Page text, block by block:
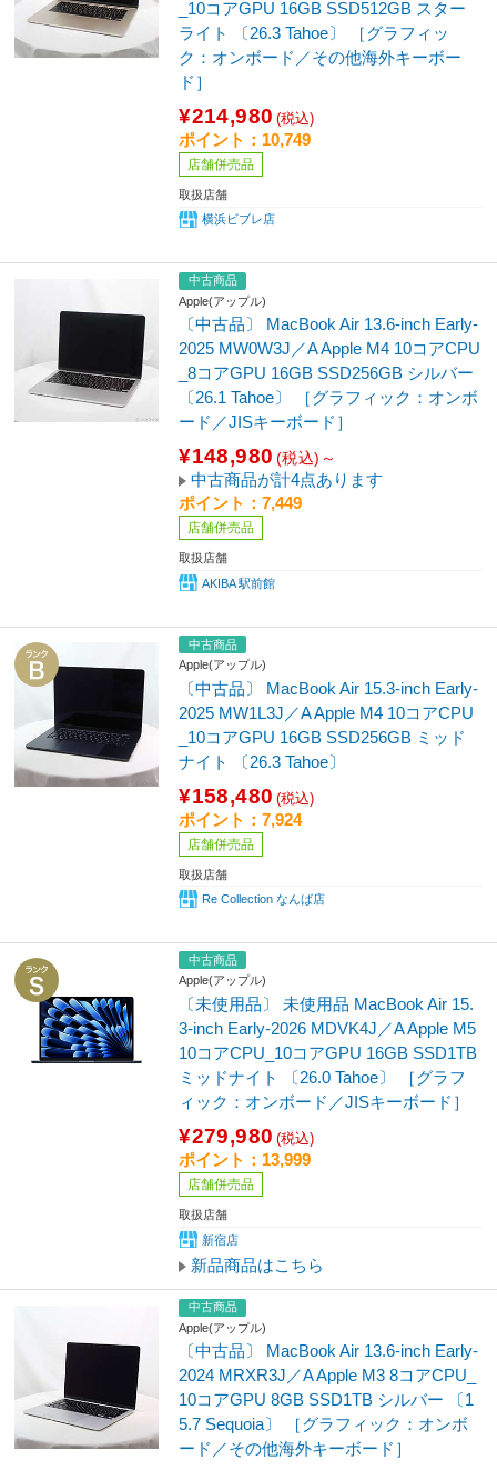
_10コアGPU 16GB SSD512GB スター
ライト 〔26.3 Tahoe〕 ［グラフィッ
ク：オンボード／その他海外キーボー
ド］
¥214,980 (税込)
ポイント：10,749
店舗併売品
取扱店舗
横浜ビブレ店
中古商品
Apple(アップル)
〔中古品〕 MacBook Air 13.6-inch Early-
2025 MW0W3J／A Apple M4 10コアCPU
_8コアGPU 16GB SSD256GB シルバー
〔26.1 Tahoe〕 ［グラフィック：オンボ
ード／JISキーボード］
¥148,980 (税込)～
中古商品が計4点あります
ポイント：7,449
店舗併売品
取扱店舗
AKIBA 駅前館
中古商品
Apple(アップル)
〔中古品〕 MacBook Air 15.3-inch Early-
2025 MW1L3J／A Apple M4 10コアCPU
_10コアGPU 16GB SSD256GB ミッド
ナイト 〔26.3 Tahoe〕
¥158,480 (税込)
ポイント：7,924
店舗併売品
取扱店舗
Re Collection なんば店
中古商品
Apple(アップル)
〔未使用品〕 未使用品 MacBook Air 15.
3-inch Early-2026 MDVK4J／A Apple M5
10コアCPU_10コアGPU 16GB SSD1TB
ミッドナイト 〔26.0 Tahoe〕 ［グラフ
ィック：オンボード／JISキーボード］
¥279,980 (税込)
ポイント：13,999
店舗併売品
取扱店舗
新宿店
新品商品はこちら
中古商品
Apple(アップル)
〔中古品〕 MacBook Air 13.6-inch Early-
2024 MRXR3J／A Apple M3 8コアCPU_
10コアGPU 8GB SSD1TB シルバー 〔1
5.7 Sequoia〕 ［グラフィック：オンボ
ード／その他海外キーボード］